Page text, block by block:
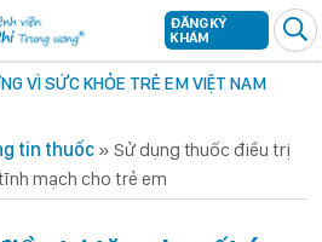
VÌ SỨC KHỎE TRẺ EM VIỆT NAM
ĐĂNG KÝ
KHÁM
tin thuốc » Sử dụng thuốc điều trị
mạch cho trẻ em